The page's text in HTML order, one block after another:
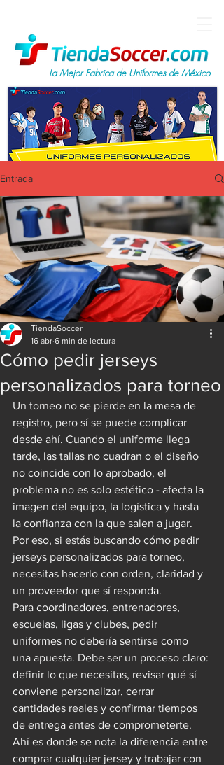
La Mejor Fabrica de Uniformes de México
Entrada
Cómo pedir jerseys
personalizados para torneo
TiendaSoccer
16 abr 6 min de lectura
Un torneo no se pierde en la mesa de
registro, pero sí se puede complicar
desde ahí. Cuando el uniforme llega
tarde, las tallas no cuadran o el diseño
no coincide con lo aprobado, el
problema no es solo estético - afecta la
imagen del equipo, la logística y hasta
la confianza con la que salen a jugar.
Por eso, si estás buscando cómo pedir
jerseys personalizados para torneo,
necesitas hacerlo con orden, claridad y
un proveedor que sí responda.
Para coordinadores, entrenadores,
escuelas, ligas y clubes, pedir
uniformes no debería sentirse como
una apuesta. Debe ser un proceso claro:
definir lo que necesitas, revisar qué sí
conviene personalizar, cerrar
cantidades reales y confirmar tiempos
de entrega antes de comprometerte.
Ahí es donde se nota la diferencia entre
comprar cualquier jersey y trabajar con